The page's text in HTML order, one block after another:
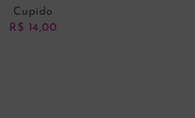
Cupido
R$ 14,00